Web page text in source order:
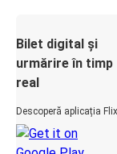
Bilet digital și
urmărire în timp
real
Descoperă aplicația